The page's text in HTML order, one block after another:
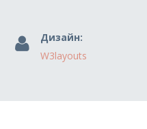
Дизайн:
W3layouts